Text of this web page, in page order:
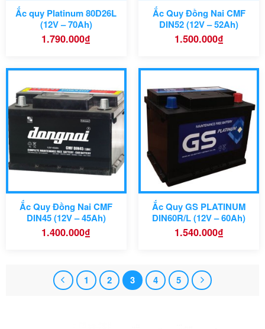
Ắc quy Platinum 80D26L
(12V – 70Ah)
1.790.000₫
Ắc Quy Đồng Nai CMF
DIN52 (12V – 52Ah)
1.500.000₫
Ắc Quy Đồng Nai CMF
DIN45 (12V – 45Ah)
1.400.000₫
Ắc Quy GS PLATINUM
DIN60R/L (12V – 60Ah)
1.540.000₫
1 2 3 4 5